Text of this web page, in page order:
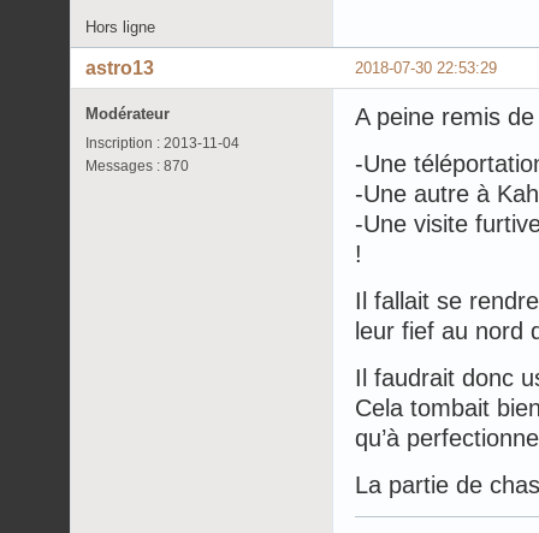
Hors ligne
2018-07-30 22:53:29
astro13
Modérateur
Inscription : 2013-11-04
Messages : 870
A peine remis
-Une
-Une autre à
-Une visite
!
Il fallait se
leur fief au nord
Il faudrait donc
Cela tombait
qu’à
La partie de